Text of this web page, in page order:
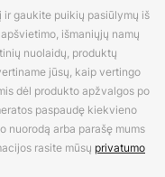
gaukite puikių pasiūlymų iš
išmaniųjų namų
nuolaidų, produktų
jūsų, kaip vertingo
dėl produkto apžvalgos po
paspaudę kiekvieno
nuorodą arba parašę mums
rasite mūsų privatumo